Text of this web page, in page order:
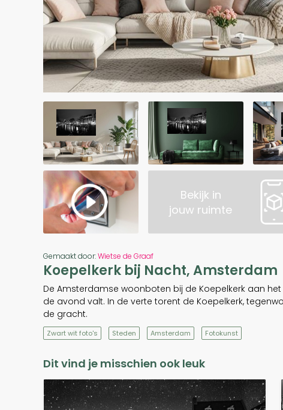
Bekijk in
jouw ruimte
Gemaakt door:Wietse de Graaf
Koepelkerk bij Nacht, Amsterdam
De Amsterdamse woonboten bij de Koepelkerk aan
de avond valt. In de verte torent de Koepelkerk,
de gracht.
Zwart wit foto's Steden Amsterdam Fotokunst
Dit vind je misschien ook leuk